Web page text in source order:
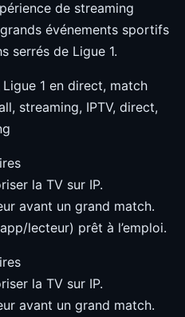
de streaming
événements sportifs
serrés de Ligue 1.
1 en direct, match
streaming, IPTV, direct,
la TV sur IP.
avant un grand match.
lecteur) prêt à l’emploi.
la TV sur IP.
avant un grand match.